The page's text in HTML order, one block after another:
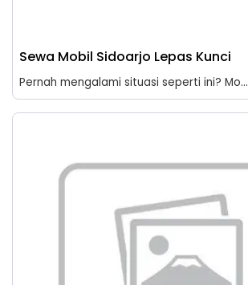
Sewa Mobil Sidoarjo Lepas Kunci
Pernah mengalami situasi seperti ini? Mo...